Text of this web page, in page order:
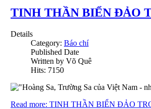
TINH THẦN BIỂN ĐẢO
Details
Category: Báo chí
Published Date
Written by Võ Quê
Hits: 7150
Read more: TINH THẦN BIỂN ĐẢO